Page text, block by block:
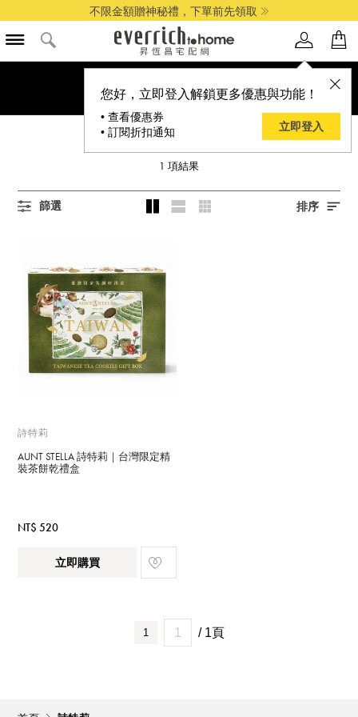
不限金額贈神秘禮，下單前先領取
您好，立即登入解鎖更多優惠與功能！
• 查看優惠券
• 訂閱折扣通知
立即登入
詩特莉
1 項結果
篩選 排序
詩特莉
AUNT STELLA 詩特莉｜台灣限定精
裝茶餅乾禮盒
NT$ 520
立即購買
1 / 1頁